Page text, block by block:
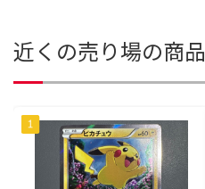
近くの売り場の商品